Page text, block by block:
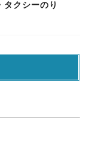
クシーのり